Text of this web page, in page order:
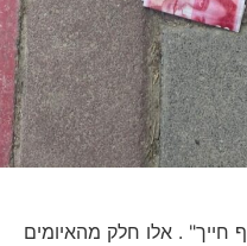
. אלו חלק מהאיומים